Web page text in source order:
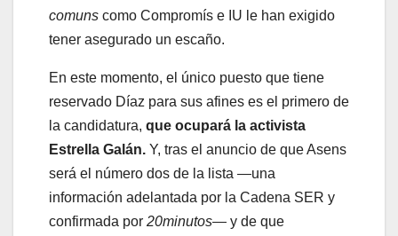
comuns como Compromís e IU le han exigido
tener asegurado un escaño.
En este momento, el único puesto que tiene
reservado Díaz para sus afines es el primero de
la candidatura, que ocupará la activista
Estrella Galán. Y, tras el anuncio de que Asens
será el número dos de la lista —una
información adelantada por la Cadena SER y
confirmada por 20minutos— y de que